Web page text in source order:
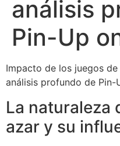
análisis
Pin-Up
Impacto de los juegos
análisis profundo de Pin-
La naturaleza
azar y su